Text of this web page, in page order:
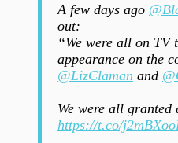
A few days ago
out:
“We were all on TV
appearance on the
@LizClaman and
We were all granted
https://t.co/